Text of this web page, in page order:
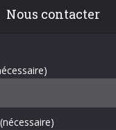
Nous contacter